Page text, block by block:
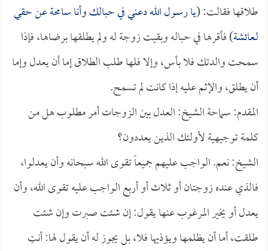
طلاقها فقالت: (يا رسول الله دعني في حبالك وأنا سامحة عن حقي
لـعائشة) فأقرها في حباله وبقيت زوجة له ولم يطلقها برضاها، فإذا
سمحت والدتك فلا بأس، وإلا فلها طلب الطلاق إما أن يعدل وإما
أن يطلق، والإثم عليه إذا كانت لم تسمح.
المقدم: سماحة الشيخ: العدل بين الزوجات أمر مطلوب هل من
كلمة توجيهية لأولئك الذين يعددون؟
الشيخ: نعم. الواجب عليهم جميعاً تقوى الله سبحانه وأن يعدلوا،
فالذي عنده زوجتان أو ثلاث أو أربع الواجب عليه تقوى الله، وأن
يعدل أو يخير المرغوب عنها يقول: إن شئت صبرت وإن شئت
طلقت، أما أن يظلمها ويؤذيها فلا، بل يجوز له أن يقول لها: أنتِ